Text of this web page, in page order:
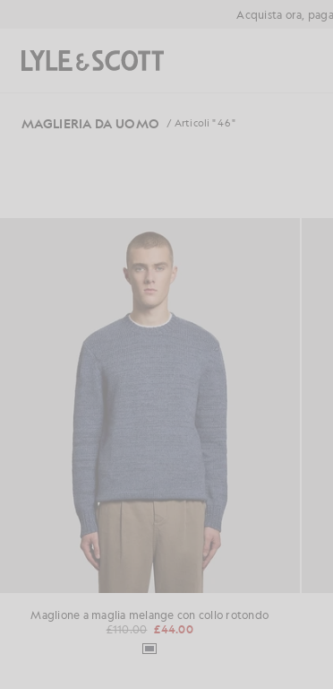
Acquista ora,
Cerca
MAGLIERIA DA UOMO / Articoli " 46 "
Maglione a maglia melange con collo rotondo
£110.00 £44.00